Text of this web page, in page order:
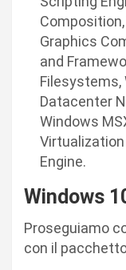
Graphics
and
Filesystems,
Datacenter
Windows
Engine.
Windows
Proseguiamo
con il